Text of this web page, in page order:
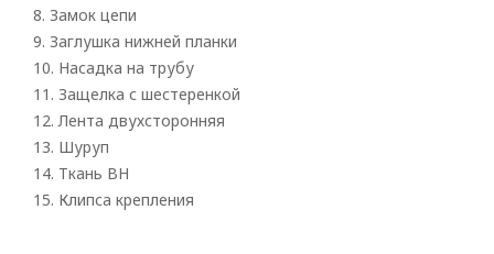
8. Замок цепи
9. Заглушка нижней планки
10. Насадка на трубу
11. Защелка с шестеренкой
12. Лента двухсторонняя
13. Шуруп
14. Ткань BH
15. Клипса крепления